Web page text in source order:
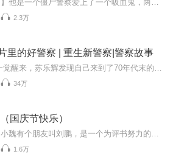
2.3万
里的好警察 | 重生新警察|警察故事
34万
国庆节快乐）
1.6万